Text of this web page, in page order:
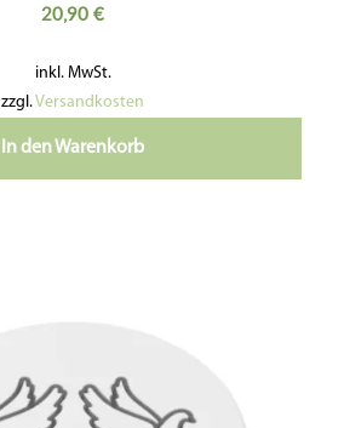
20,90 €
inkl. MwSt.
zzgl.Versandkosten
In den Warenkorb